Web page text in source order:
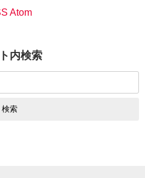
Atom
内検索